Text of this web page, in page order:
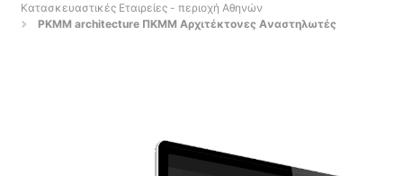
Κατασκευαστικές Εταιρείες - περιοχή Αθηνών
PKMM architecture ΠΚΜΜ Αρχιτέκτονες Aναστηλωτές